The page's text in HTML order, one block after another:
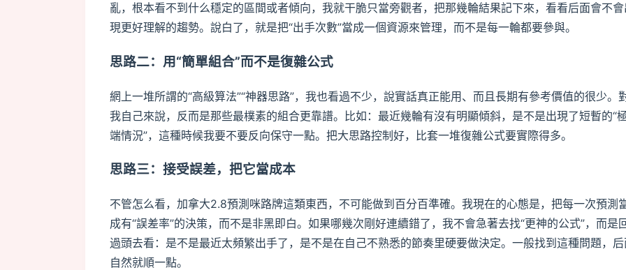
亂，根本看不到什么穩定的區間或者傾向，我就干脆只當旁觀者，把那幾輪結果記下來，看看后面會不會
現更好理解的趨勢。說白了，就是把“出手次數”當成一個資源來管理，而不是每一輪都要參與。
思路二：用“簡單組合”而不是復雜公式
網上一堆所謂的“高級算法”“神器思路”，我也看過不少，說實話真正能用、而且長期有參考價值的很少。
我自己來說，反而是那些最樸素的組合更靠譜。比如：最近幾輪有沒有明顯傾斜，是不是出現了短暫的“
端情況”，這種時候我要不要反向保守一點。把大思路控制好，比套一堆復雜公式要實際得多。
思路三：接受誤差，把它當成本
不管怎么看，加拿大2.8預測咪路牌這類東西，不可能做到百分百準確。我現在的心態是，把每一次預測
成有“誤差率”的決策，而不是非黑即白。如果哪幾次剛好連續錯了，我不會急著去找“更神的公式”，而是
過頭去看：是不是最近太頻繁出手了，是不是在自己不熟悉的節奏里硬要做決定。一般找到這種問題，
自然就順一點。